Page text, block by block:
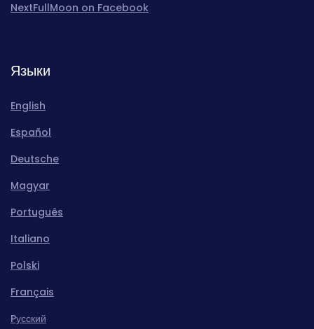
NextFullMoon on Facebook
Языки
English
Español
Deutsche
Magyar
Português
Italiano
Polski
Français
Pусский